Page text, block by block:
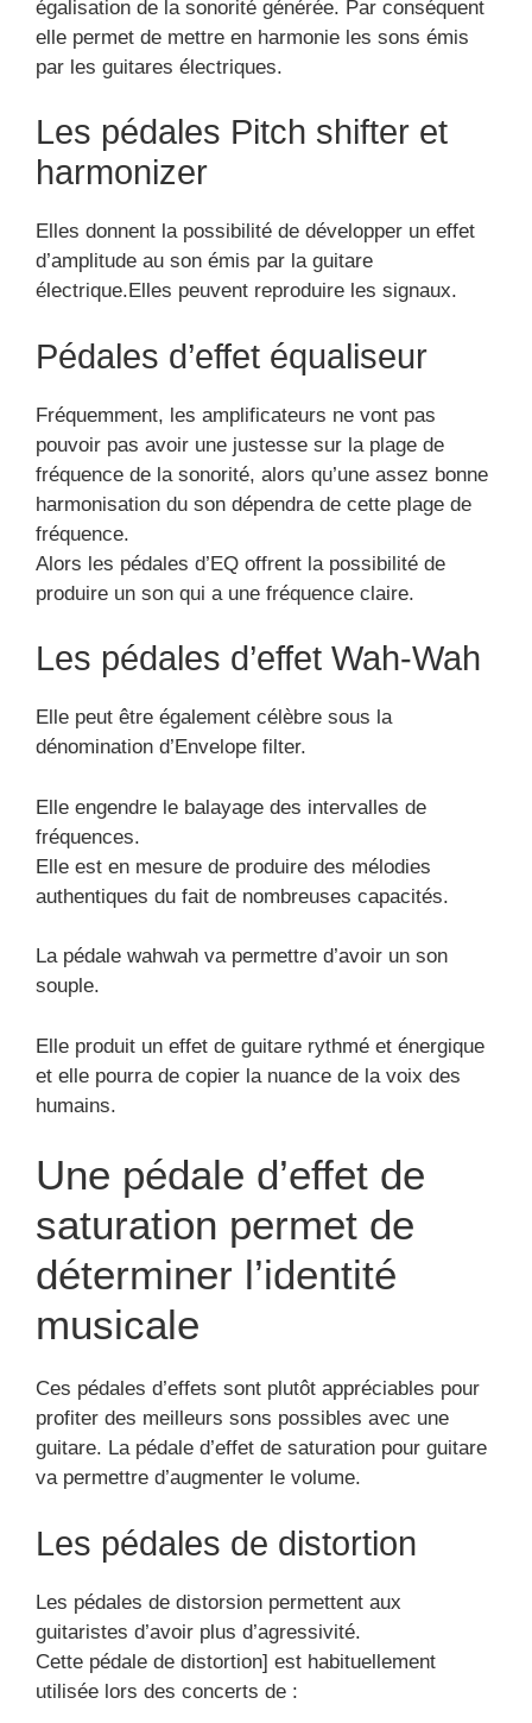
égalisation de la sonorité générée. Par conséquent
elle permet de mettre en harmonie les sons émis
par les guitares électriques.
Les pédales Pitch shifter et
harmonizer
Elles donnent la possibilité de développer un effet
d’amplitude au son émis par la guitare
électrique.Elles peuvent reproduire les signaux.
Pédales d’effet équaliseur
Fréquemment, les amplificateurs ne vont pas
pouvoir pas avoir une justesse sur la plage de
fréquence de la sonorité, alors qu’une assez bonne
harmonisation du son dépendra de cette plage de
fréquence.
Alors les pédales d’EQ offrent la possibilité de
produire un son qui a une fréquence claire.
Les pédales d’effet Wah-Wah
Elle peut être également célèbre sous la
dénomination d’Envelope filter.
Elle engendre le balayage des intervalles de
fréquences.
Elle est en mesure de produire des mélodies
authentiques du fait de nombreuses capacités.
La pédale wahwah va permettre d’avoir un son
souple.
Elle produit un effet de guitare rythmé et énergique
et elle pourra de copier la nuance de la voix des
humains.
Une pédale d’effet de
saturation permet de
déterminer l’identité
musicale
Ces pédales d’effets sont plutôt appréciables pour
profiter des meilleurs sons possibles avec une
guitare. La pédale d’effet de saturation pour guitare
va permettre d’augmenter le volume.
Les pédales de distortion
Les pédales de distorsion permettent aux
guitaristes d’avoir plus d’agressivité.
Cette pédale de distortion] est habituellement
utilisée lors des concerts de :